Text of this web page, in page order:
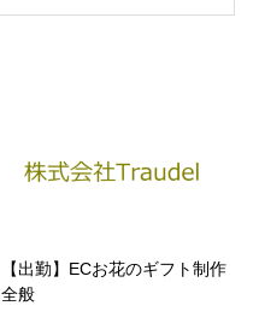
【出勤】ECお花のギフト制作
全般